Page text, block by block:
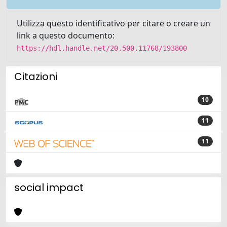
Utilizza questo identificativo per citare o creare un
link a questo documento:
https://hdl.handle.net/20.500.11768/193800
Citazioni
10
11
11
social impact